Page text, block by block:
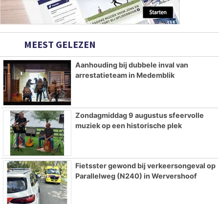
MEEST GELEZEN
Aanhouding bij dubbele inval van
arrestatieteam in Medemblik
Zondagmiddag 9 augustus sfeervolle
muziek op een historische plek
Fietsster gewond bij verkeersongeval op
Parallelweg (N240) in Wervershoof